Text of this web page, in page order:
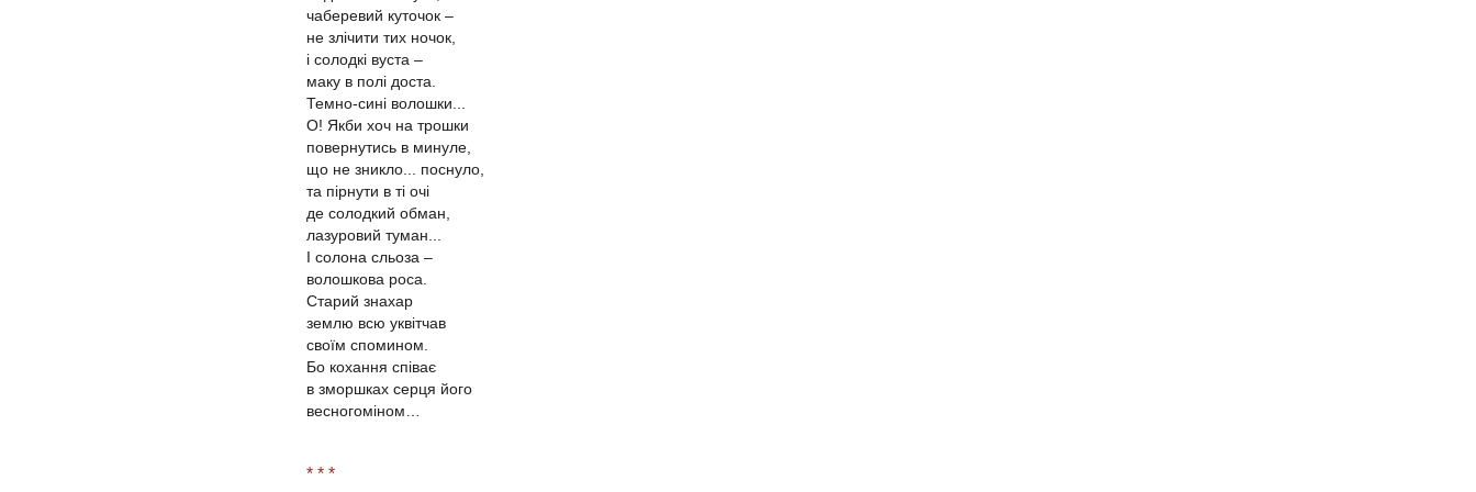
чаберевий куточок –
не злічити тих ночок,
і солодкі вуста –
маку в полі доста.
Темно-сині волошки...
О! Якби хоч на трошки
повернутись в минуле,
що не зникло... поснуло,
та пірнути в ті очі
де солодкий обман,
лазуровий туман...
І солона сльоза –
волошкова роса.
Старий знахар
землю всю уквітчав
своїм спомином.
Бо кохання співає
в зморшках серця його
весногоміном…
* * *